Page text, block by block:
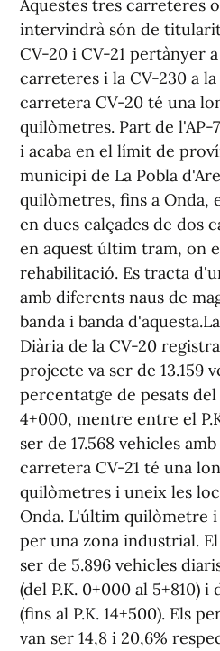
Aquestes tres carreteres
intervindrà són de
CV-20 i CV-21 pertànyer
carreteres i la CV-230 a
carretera CV-20 té una
quilòmetres. Part de
i acaba en el límit de
municipi de La Pobla
quilòmetres, fins a Onda,
en dues calçades de dos
en aquest últim tram, on
rehabilitació. Es tracta
amb diferents naus de
banda i banda
Diària de la CV-20
projecte va ser de 13.159
percentatge de pesats del
4+000, mentre entre el
ser de 17.568 vehicles
carretera CV-21 té una
quilòmetres i uneix les
Onda. L'últim quilòmetre
per una zona industrial.
ser de 5.896 vehicles
(del P.K. 0+000 al 5+810) i
(fins al P.K. 14+500). Els
van ser 14,8 i 20,6%